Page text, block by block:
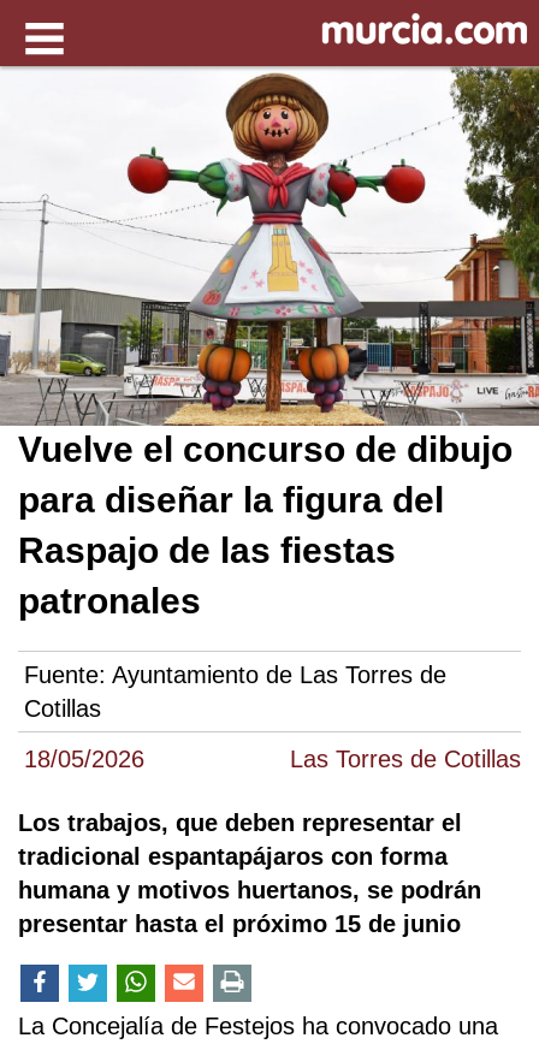
18/05/2026 Las Torres de Cotillas
Vuelve el concurso de dibujo
para diseñar la figura del
Raspajo de las fiestas
patronales
Fuente: Ayuntamiento de Las Torres de
Cotillas
Los trabajos, que deben representar el
tradicional espantapájaros con forma
humana y motivos huertanos, se podrán
presentar hasta el próximo 15 de junio
La Concejalía de Festejos ha convocado una